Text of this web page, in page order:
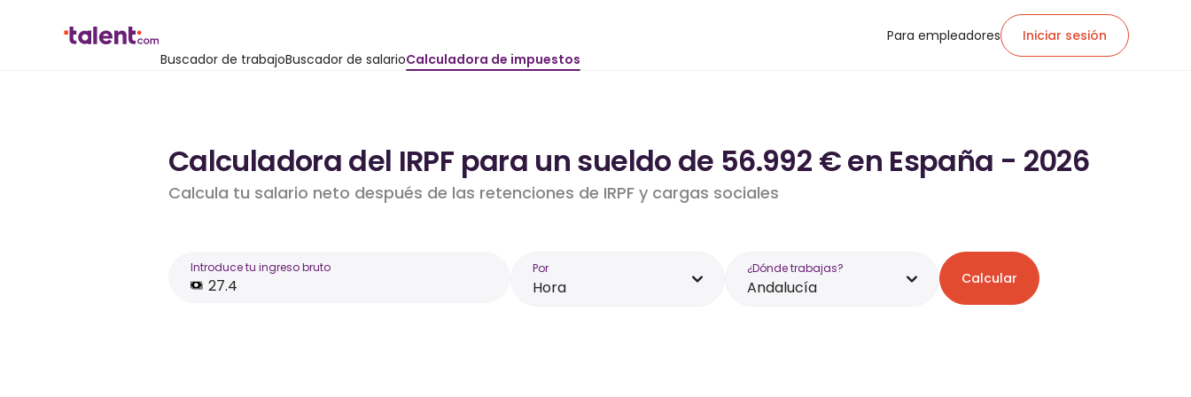
Buscador de trabajoBuscador de salarioCalculadora de impuestos
Para empleadores Iniciar sesión
Calculadora del IRPF para un sueldo de 56.992 € en España - 2026
Calcula tu salario neto después de las retenciones de IRPF y cargas sociales
Introduce tu ingreso bruto Por
Hora
¿Dónde trabajas?
Andalucía Calcular